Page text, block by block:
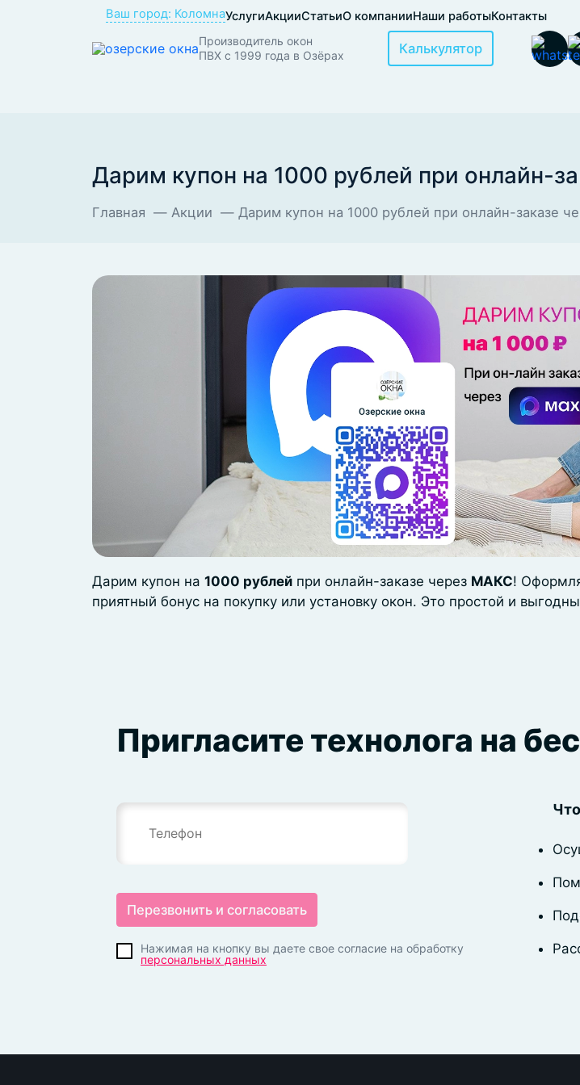
Ваш город: КоломнаУслугиАкцииСтатьиО компанииНаши работыКонтакты
Производитель окон
ПВХ с 1999 года в Озёрах
Калькулятор
Дарим купон на 1000 рублей при онлайн-
Главная Акции Дарим купон на 1000 рублей при онлайн-заказе
Дарим купон на 1000 рублей при онлайн-заказе через МАКС!
приятный бонус на покупку или установку окон. Это простой и
Пригласите технолога на
Нажимая на кнопку вы даете свое согласие на обработку
персональных данных